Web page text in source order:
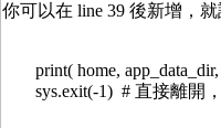
你可以在 line 39 後新增，
print( home,
sys.exit(-1) # 直接離開